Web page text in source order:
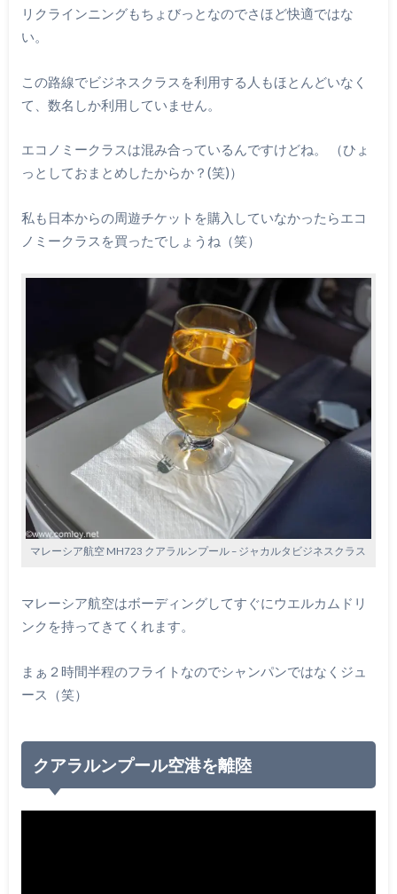
リクラインニングもちょびっとなのでさほど快適ではな
い。
この路線でビジネスクラスを利用する人もほとんどいなく
て、数名しか利用していません。
エコノミークラスは混み合っているんですけどね。 （ひょ
っとしておまとめしたからか？(笑)）
私も日本からの周遊チケットを購入していなかったらエコ
ノミークラスを買ったでしょうね（笑）
マレーシア航空 MH723 クアラルンプール – ジャカルタビジネスクラス
マレーシア航空はボーディングしてすぐにウエルカムドリ
ンクを持ってきてくれます。
まぁ２時間半程のフライトなのでシャンパンではなくジュ
ース（笑）
クアラルンプール空港を離陸